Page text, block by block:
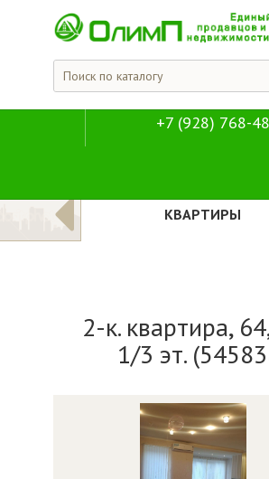
+7 (928) 768-
КВАРТИРЫ
2-к. квартира,
1/3 эт.